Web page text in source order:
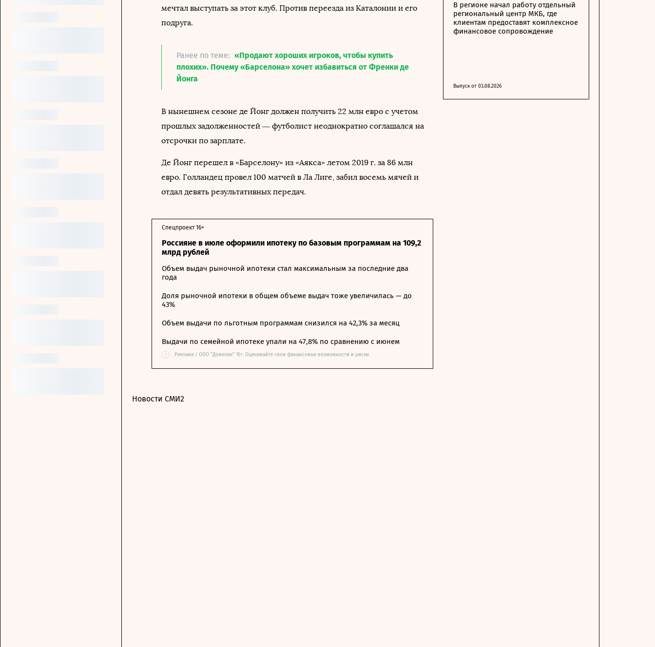
мечтал выступать за этот клуб. Против переезда из Каталонии и его
подруга.
Ранее по теме: «Продают хороших игроков, чтобы купить
плохих». Почему «Барселона» хочет избавиться от Френки де
Йонга
В нынешнем сезоне де Йонг должен получить 22 млн евро с учетом
прошлых задолженностей — футболист неоднократно соглашался на
отсрочки по зарплате.
Де Йонг перешел в «Барселону» из «Аякса» летом 2019 г. за 86 млн
евро. Голландец провел 100 матчей в Ла Лиге, забил восемь мячей и
отдал девять результативных передач.
Россияне в июле оформили ипотеку по базовым программам на 109,2
млрд рублей
Спецпроект 16+
Объем выдач рыночной ипотеки стал максимальным за последние два
года
Доля рыночной ипотеки в общем объеме выдач тоже увеличилась — до
43%
Объем выдачи по льготным программам снизился на 42,3% за месяц
Выдачи по семейной ипотеке упали на 47,8% по сравнению с июнем
i Реклама / ООО "Домклик" 16+. Оценивайте свои финансовые возможности и риски
В регионе начал работу отдельный
региональный центр МКБ, где
клиентам предоставят комплексное
финансовое сопровождение
Выпуск от 03.08.2026
Новости СМИ2